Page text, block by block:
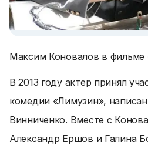
Максим Коновалов в фильме
В 2013 году актер принял
комедии «Лимузин»,
Винниченко. Вместе с
Александр Ершов и Галина